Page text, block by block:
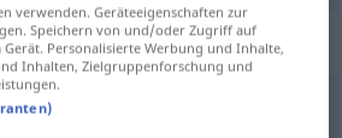
für "Kampf"
Runde
verwenden. Geräteeigenschaften zur
Speichern von und/oder Zugriff auf
Personalisierte Werbung und Inhalte,
Inhalten, Zielgruppenforschung und